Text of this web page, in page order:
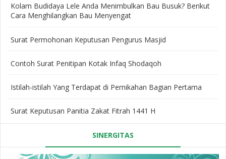
Kolam Budidaya Lele Anda Menimbulkan Bau Busuk? Berikut
Cara Menghilangkan Bau Menyengat
Surat Permohonan Keputusan Pengurus Masjid
Contoh Surat Penitipan Kotak Infaq Shodaqoh
Istilah-istilah Yang Terdapat di Pernikahan Bagian Pertama
Surat Keputusan Panitia Zakat Fitrah 1441 H
SINERGITAS